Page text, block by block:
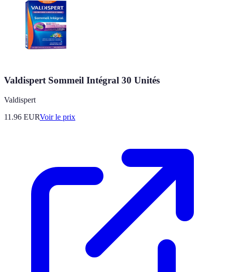
Valdispert Sommeil Intégral 30 Unités
Valdispert
11.96 EURVoir le prix